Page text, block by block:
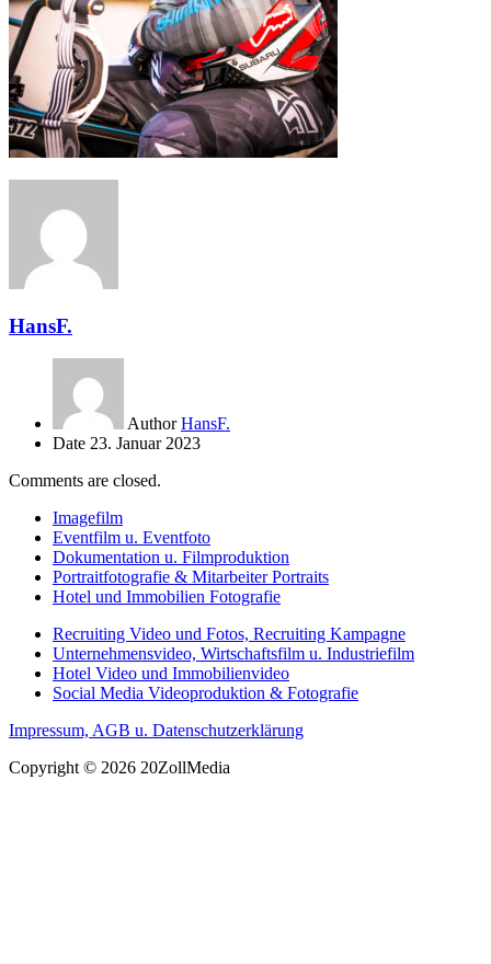
HansF.
Author HansF.
Date 23. Januar 2023
Comments are closed.
Imagefilm
Eventfilm u. Eventfoto
Dokumentation u. Filmproduktion
Portraitfotografie & Mitarbeiter Portraits
Hotel und Immobilien Fotografie
Recruiting Video und Fotos, Recruiting Kampagne
Unternehmensvideo, Wirtschaftsfilm u. Industriefilm
Hotel Video und Immobilienvideo
Social Media Videoproduktion & Fotografie
Impressum, AGB u. Datenschutzerklärung
Copyright © 2026 20ZollMedia